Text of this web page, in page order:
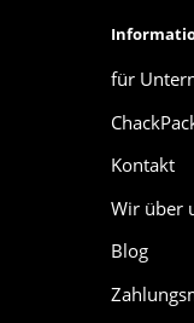
für
Kontakt
Wir über
Blog